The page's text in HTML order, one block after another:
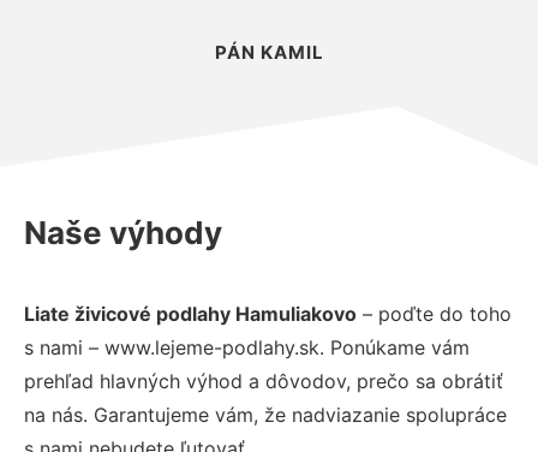
PÁN KAMIL
Naše výhody
Liate živicové podlahy Hamuliakovo – poďte do toho
s nami – www.lejeme-podlahy.sk. Ponúkame vám
prehľad hlavných výhod a dôvodov, prečo sa obrátiť
na nás. Garantujeme vám, že nadviazanie spolupráce